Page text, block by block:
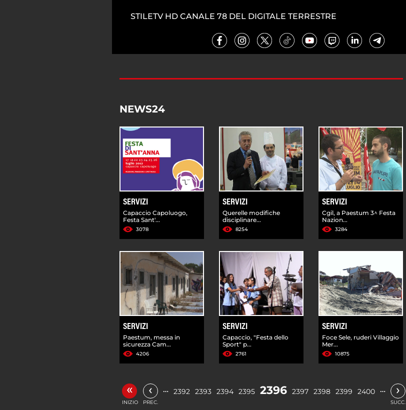
STILETV HD CANALE 78 DEL DIGITALE TERRESTRE
NEWS24
SERVIZI
Capaccio Capoluogo,
Festa Sant'...
3078
SERVIZI
Querelle modifiche
disciplinare...
8254
SERVIZI
Cgil, a Paestum 3^ Festa
Nazion...
3284
SERVIZI
Paestum, messa in
sicurezza Cam...
4206
SERVIZI
Capaccio, "Festa dello
Sport" p...
2761
SERVIZI
Foce Sele, ruderi Villaggio
Mer...
10875
«
INIZIO
‹
PREC.
… 2392 2393 2394 2395 2396 2397 2398 2399 2400 … ›
SUCC.